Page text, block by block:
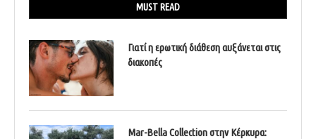
MUST READ
Γιατί η ερωτική διάθεση αυξάνεται στις
διακοπές
Mar-Bella Collection στην Κέρκυρα: